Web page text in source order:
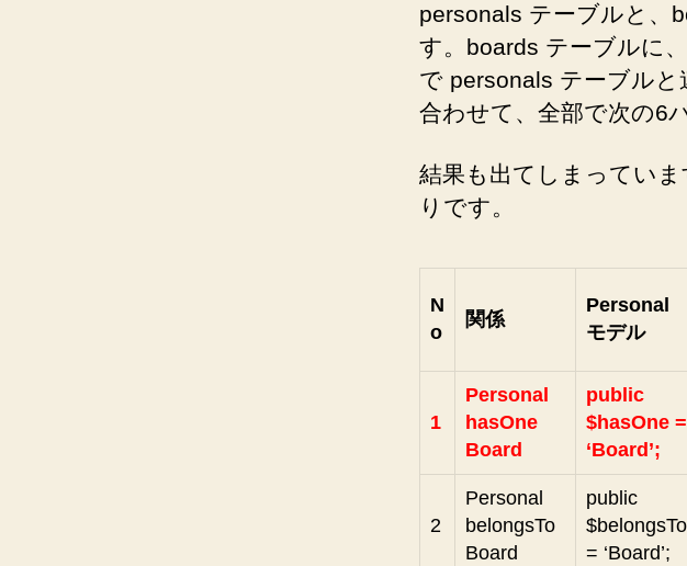
personals テーブルと、
す。boards テーブルに
で personals テーブル
合わせて、全部で次の6
結果も出てしまってい
りです。
N
o
関係
Personal
モデル
1
Personal
hasOne
Board
public
$hasOne =
‘Board’;
2
Personal
belongsTo
Board
public
$belongsTo
= ‘Board’;